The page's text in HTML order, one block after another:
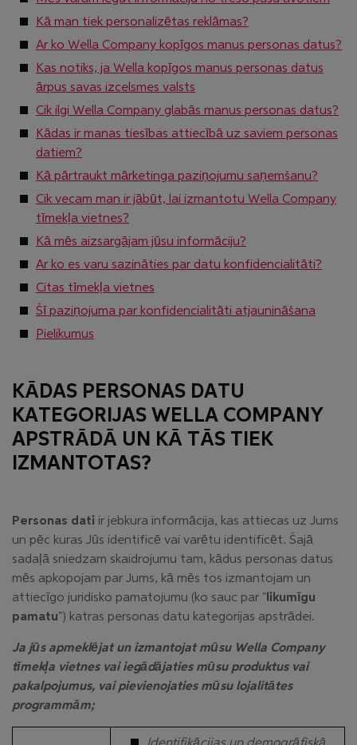
Kā man tiek personalizētas reklāmas?
Ar ko Wella Company kopīgos manus personas datus?
Kas notiks, ja Wella kopīgos manus personas datus
ārpus savas izcelsmes valsts
Cik ilgi Wella Company glabās manus personas datus?
Kādas ir manas tiesības attiecībā uz saviem personas
datiem?
Kā pārtraukt mārketinga paziņojumu saņemšanu?
Cik vecam man ir jābūt, lai izmantotu Wella Company
tīmekļa vietnes?
Kā mēs aizsargājam jūsu informāciju?
Ar ko es varu sazināties par datu konfidencialitāti?
Citas tīmekļa vietnes
Šī paziņojuma par konfidencialitāti atjaunināšana
Pielikumus
KĀDAS PERSONAS DATU
KATEGORIJAS WELLA COMPANY
APSTRĀDĀ UN KĀ TĀS TIEK
IZMANTOTAS?
Personas dati ir jebkura informācija, kas attiecas uz Jums
un pēc kuras Jūs identificē vai varētu identificēt. Šajā
sadaļā sniedzam skaidrojumu tam, kādus personas datus
mēs apkopojam par Jums, kā mēs tos izmantojam un
attiecīgo juridisko pamatojumu (ko sauc par "likumīgu
pamatu") katras personas datu kategorijas apstrādei.
Ja jūs apmeklējat un izmantojat mūsu Wella Company
tīmekļa vietnes vai iegādājaties mūsu produktus vai
pakalpojumus, vai pievienojaties mūsu lojalitātes
programmām;